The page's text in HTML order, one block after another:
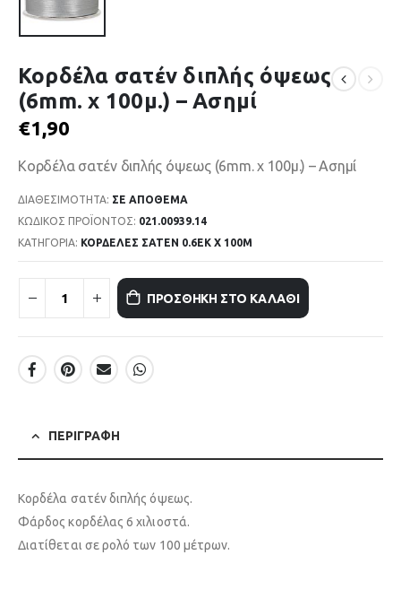
Κορδέλα σατέν διπλής όψεως
(6mm. x 100μ.) – Ασημί
€1,90
Κορδέλα σατέν διπλής όψεως (6mm. x 100μ.) – Ασημί
ΔΙΑΘΕΣΙΜΌΤΗΤΑ: ΣΕ ΑΠΌΘΕΜΑ
ΚΩΔΙΚΌΣ ΠΡΟΪΌΝΤΟΣ: 021.00939.14
ΚΑΤΗΓΟΡΊΑ: ΚΟΡΔΕΛΕΣ ΣΑΤΕΝ 0.6ΕΚ Χ 100Μ
ΠΡΟΣΘΉΚΗ ΣΤΟ ΚΑΛΆΘΙ
ΠΕΡΙΓΡΑΦΉ
Κορδέλα σατέν διπλής όψεως.
Φάρδος κορδέλας 6 χιλιοστά.
Διατίθεται σε ρολό των 100 μέτρων.